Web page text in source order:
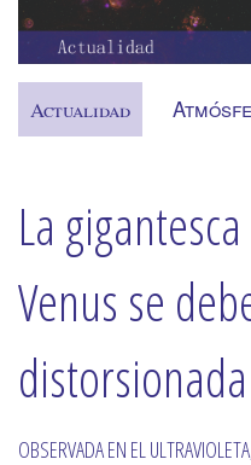
Actualidad
La
Venus se
OBSERVADA EN EL